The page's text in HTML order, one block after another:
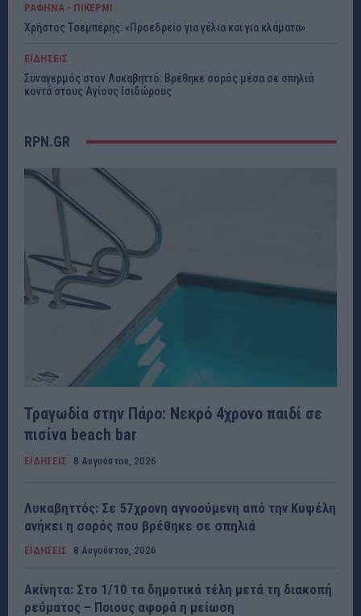
ΡΑΦΗΝΑ - ΠΙΚΕΡΜΙ
Χρήστος Τσεμπέρης: «Προεδρείο για γέλια και για κλάματα»
ΕΙΔΗΣΕΙΣ
Συναγερμός στον Λυκαβηττό: Βρέθηκε σορός μέσα σε σπηλιά
κοντά στους Αγίους Ισιδώρους
RPN.GR
Τραγωδία στην Πάρο: Νεκρό 4χρονο παιδί σε
πισίνα beach bar
ΕΙΔΗΣΕΙΣ 8 Αυγούστου, 2026
Λυκαβηττός: Σε 57χρονη αγνοούμενη από την Κυψέλη
ανήκει η σορός που βρέθηκε σε σπηλιά
ΕΙΔΗΣΕΙΣ 8 Αυγούστου, 2026
Ακίνητα: Στο 1/10 τα δημοτικά τέλη μετά τη διακοπή
ρεύματος – Ποιους αφορά η μείωση